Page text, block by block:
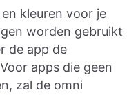
kleuren voor je
worden gebruikt
de app de
apps die geen
zal de omni